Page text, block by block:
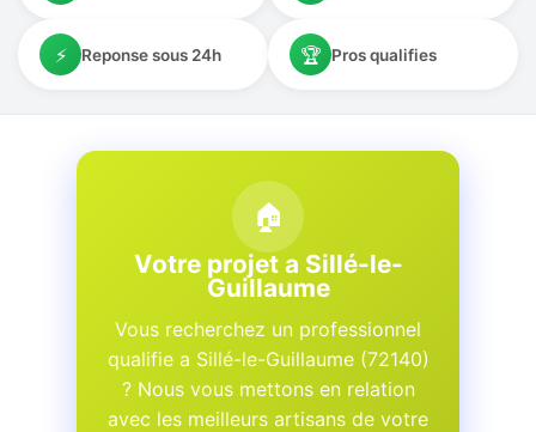
⚡ Reponse sous 24h 🏆 Pros qualifies
🏠
Votre projet a Sillé-le-
Guillaume
Vous recherchez un professionnel
qualifie a Sillé-le-Guillaume (72140)
? Nous vous mettons en relation
avec les meilleurs artisans de votre